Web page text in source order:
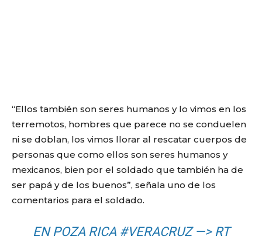
“Ellos también son seres humanos y lo vimos en los
terremotos, hombres que parece no se conduelen
ni se doblan, los vimos llorar al rescatar cuerpos de
personas que como ellos son seres humanos y
mexicanos, bien por el soldado que también ha de
ser papá y de los buenos”, señala uno de los
comentarios para el soldado.
EN POZA RICA #VERACRUZ—> RT